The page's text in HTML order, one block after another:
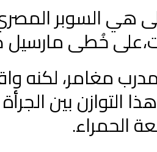
هي السوبر
خُطى مارسيل
مغامر، لكنه
التوازن بين
الحمراء.